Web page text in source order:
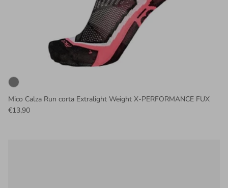
Mico Calza Run corta Extralight Weight X-PERFORMANCE FUX
€13,90